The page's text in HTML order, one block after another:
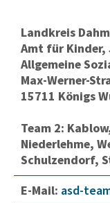
Landkreis
Amt für Kinder,
Allgemeine
Max-Werner-
15711 Königs
Team 2:
Niederlehme,
Schulzendorf,
E-Mail: asd-